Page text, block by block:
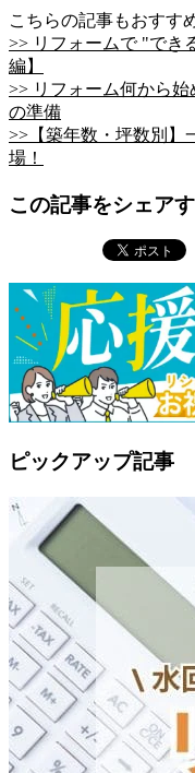
こちらの記事もおすす
>> リフォームで "でき
編】
>> リフォーム何から
の準備
>>【築年数・坪数別】
場！
この記事をシェア
ピックアップ記事